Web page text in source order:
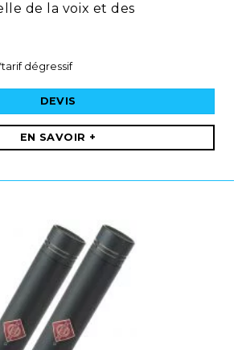
de la voix et des
dégressif
DEVIS
EN SAVOIR +